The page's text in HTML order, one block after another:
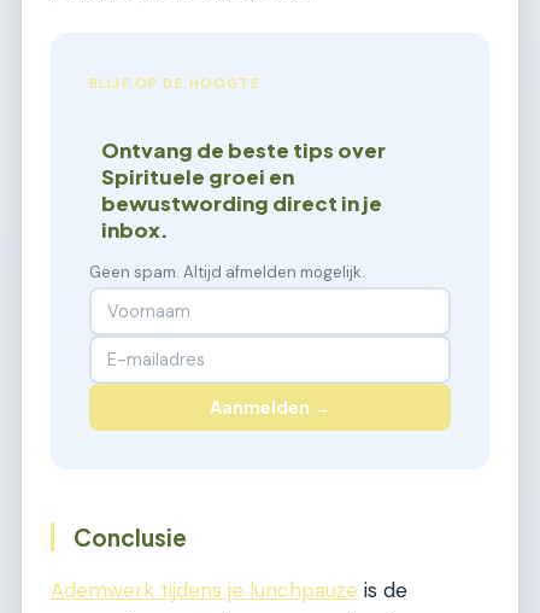
BLIJF OP DE HOOGTE
Ontvang de beste tips over
Spirituele groei en
bewustwording direct in je
inbox.
Geen spam. Altijd afmelden mogelijk.
Aanmelden →
Conclusie
Ademwerk tijdens je lunchpauze is de